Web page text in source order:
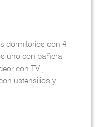
dormitorios con 4
uno con bañera
con TV ,
ustensilios y